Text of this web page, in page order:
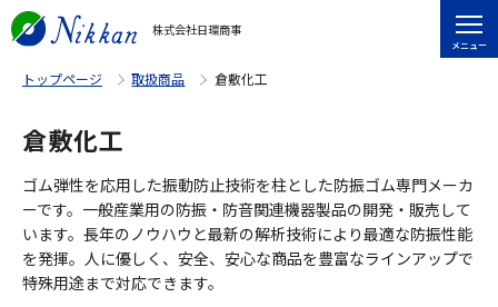
株式会社日環商事
メニュー
トップページ 取扱商品 倉敷化工
倉敷化工
ゴム弾性を応用した振動防止技術を柱とした防振ゴム専門メーカ
ーです。一般産業用の防振・防音関連機器製品の開発・販売して
います。長年のノウハウと最新の解析技術により最適な防振性能
を発揮。人に優しく、安全、安心な商品を豊富なラインアップで
特殊用途まで対応できます。